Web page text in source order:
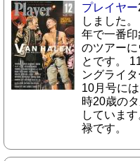
プレイヤー
しました
年で一番
のツアー
とです。
ングライ
10月号に
時20歳の
していま
禄です。